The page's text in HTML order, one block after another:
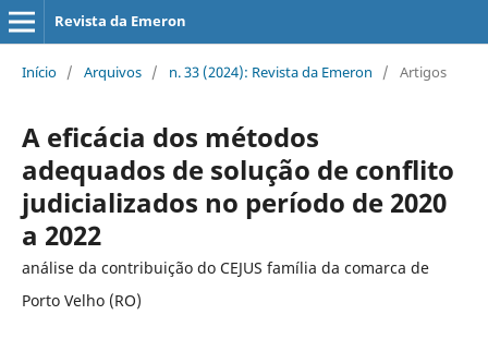
Revista da Emeron
Início / Arquivos / n. 33 (2024): Revista da Emeron / Artigos
A eficácia dos métodos
adequados de solução de conflito
judicializados no período de 2020
a 2022
análise da contribuição do CEJUS família da comarca de
Porto Velho (RO)